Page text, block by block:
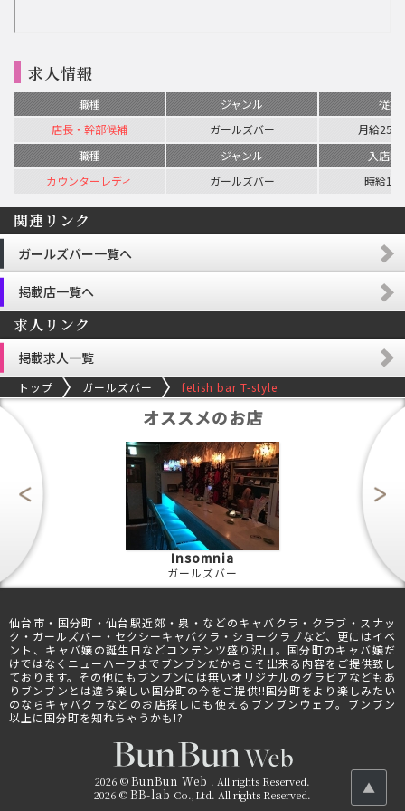
求人情報
職種
店長・幹部候補
ジャンル
ガールズバー
従業
月給
職種
カウンターレディ
ジャンル
ガールズバー
入店時
時給
関連リンク
ガールズバー一覧へ
掲載店一覧へ
求人リンク
掲載求人一覧
トップ ガールズバー fetish bar T-style
オススメのお店
Insomnia
ガールズバー
仙台市・国分町・仙台駅近郊・泉・などのキャバクラ・クラブ・スナッ
ク・ガールズバー・セクシーキャバクラ・ショークラブなど、更にはイベ
ント、キャバ嬢の誕生日などコンテンツ盛り沢山。国分町のキャバ嬢だ
けではなくニューハーフまでブンブンだからこそ出来る内容をご提供致し
ております。その他にもブンブンには無いオリジナルのグラビアなどもあ
りブンブンとは違う楽しい国分町の今をご提供!!国分町をより楽しみたい
のならキャバクラなどのお店探しにも使えるブンブンウェブ。ブンブン
以上に国分町を知れちゃうかも!?
2026 ©BunBun Web . All rights Reserved.
2026 ©BB-lab Co.,Ltd. All rights Reserved.